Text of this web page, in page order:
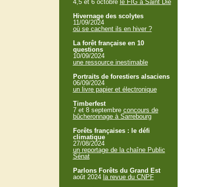
4,5 et 6 octobre le FIG à Saint Dié
Hivernage des scolytes
11/09/2024
où se cachent ils en hiver ?
La forêt française en 10
questions
10/09/2024
une ressource inestimable
Portraits de forestiers alsaciens
06/09/2024
un livre papier et électronique
Timberfest
7 et 8 septembre concours de
bûcheronnage à Sarrebourg
Forêts françaises : le défi
climatique
27/08/2024
un reportage de la chaîne Public
Sénat
Parlons Forêts du Grand Est
août 2024 la revue du CNPF